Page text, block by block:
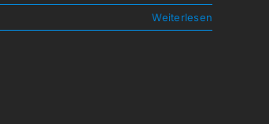
Weiterlesen